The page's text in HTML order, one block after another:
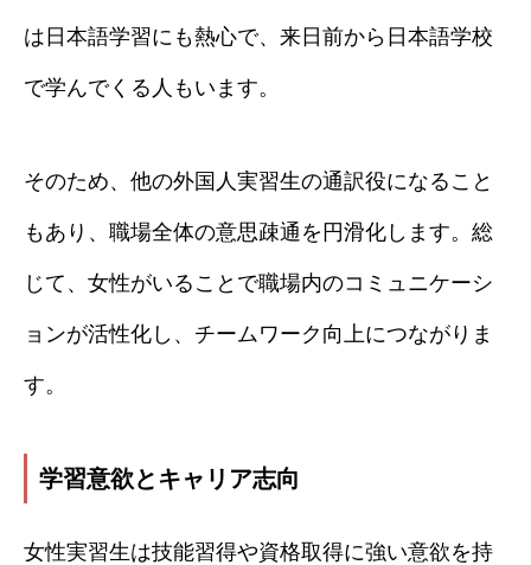
は日本語学習にも熱心で、来日前から日本語学校
で学んでくる人もいます。
そのため、他の外国人実習生の通訳役になること
もあり、職場全体の意思疎通を円滑化します。総
じて、女性がいることで職場内のコミュニケーシ
ョンが活性化し、チームワーク向上につながりま
す。
学習意欲とキャリア志向
女性実習生は技能習得や資格取得に強い意欲を持